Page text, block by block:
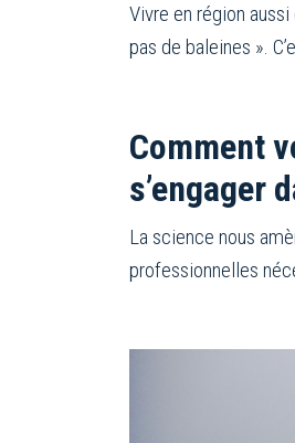
Vivre en région
pas de baleines ».
Comment
s’engager
La science nous
professionnelles